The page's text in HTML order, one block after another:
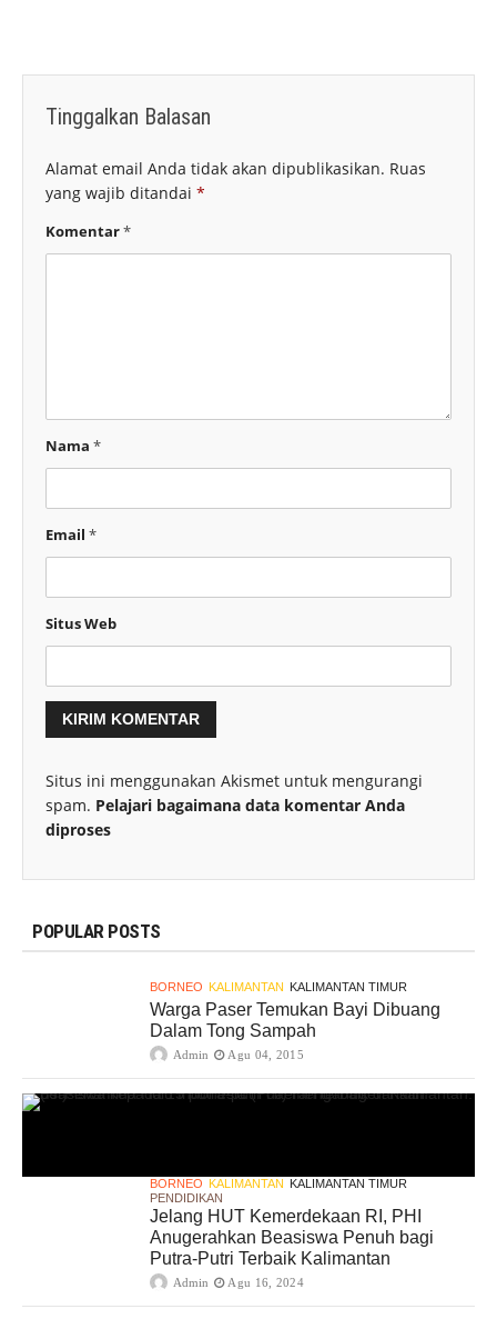
Tinggalkan Balasan
Alamat email Anda tidak akan dipublikasikan. Ruas
yang wajib ditandai *
Komentar*
Nama *
Email *
Situs Web
Situs ini menggunakan Akismet untuk mengurangi
spam. Pelajari bagaimana data komentar Anda
diproses
POPULAR POSTS
BORNEO KALIMANTAN KALIMANTAN TIMUR
Warga Paser Temukan Bayi Dibuang
Dalam Tong Sampah
Admin Agu 04, 2015
BORNEO KALIMANTAN KALIMANTAN TIMUR
PENDIDIKAN
Jelang HUT Kemerdekaan RI, PHI
Anugerahkan Beasiswa Penuh bagi
Putra-Putri Terbaik Kalimantan
Admin Agu 16, 2024